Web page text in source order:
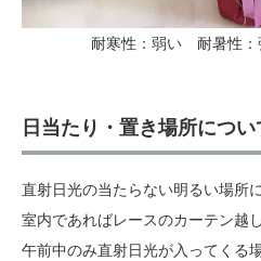
耐寒性：弱い 耐暑性
日当たり・置き場所につい
直射日光の当たらない明るい場所
室内であればレースのカーテン越
午前中のみ直射日光が入ってくる